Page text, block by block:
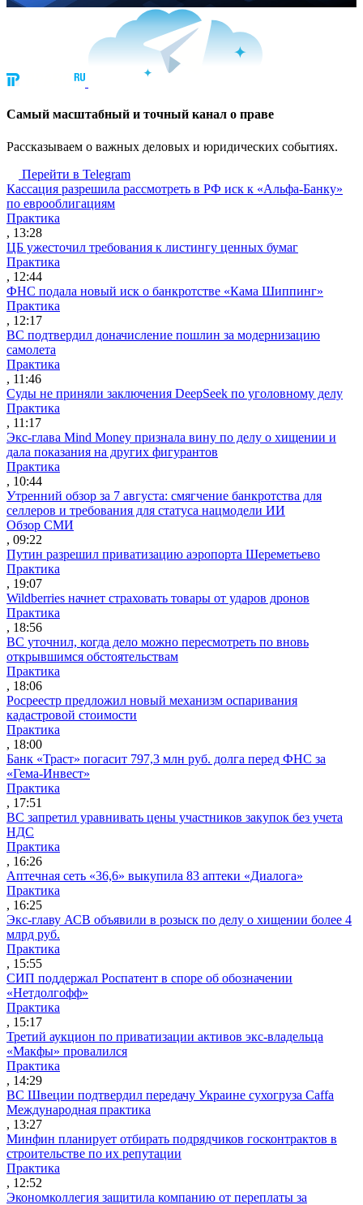
Cамый масштабный и точный канал о праве
Рассказываем о важных деловых и юридических событиях.
Перейти в Telegram
Кассация разрешила рассмотреть в РФ иск к «Альфа-Банку»
по еврооблигациям
Практика
, 13:28
ЦБ ужесточил требования к листингу ценных бумаг
Практика
, 12:44
ФНС подала новый иск о банкротстве «Кама Шиппинг»
Практика
, 12:17
ВС подтвердил доначисление пошлин за модернизацию
самолета
Практика
, 11:46
Суды не приняли заключения DeepSeek по уголовному делу
Практика
, 11:17
Экс-глава Mind Money признала вину по делу о хищении и
дала показания на других фигурантов
Практика
, 10:44
Утренний обзор за 7 августа: смягчение банкротства для
селлеров и требования для статуса нацмодели ИИ
Обзор СМИ
, 09:22
Путин разрешил приватизацию аэропорта Шереметьево
Практика
, 19:07
Wildberries начнет страховать товары от ударов дронов
Практика
, 18:56
ВС уточнил, когда дело можно пересмотреть по вновь
открывшимся обстоятельствам
Практика
, 18:06
Росреестр предложил новый механизм оспаривания
кадастровой стоимости
Практика
, 18:00
Банк «Траст» погасит 797,3 млн руб. долга перед ФНС за
«Гема-Инвест»
Практика
, 17:51
ВС запретил уравнивать цены участников закупок без учета
НДС
Практика
, 16:26
Аптечная сеть «36,6» выкупила 83 аптеки «Диалога»
Практика
, 16:25
Экс-главу АСВ объявили в розыск по делу о хищении более 4
млрд руб.
Практика
, 15:55
СИП поддержал Роспатент в споре об обозначении
«Нетдолгофф»
Практика
, 15:17
Третий аукцион по приватизации активов экс-владельца
«Макфы» провалился
Практика
, 14:29
ВС Швеции подтвердил передачу Украине сухогруза Caffa
Международная практика
, 13:27
Минфин планирует отбирать подрядчиков госконтрактов в
строительстве по их репутации
Практика
, 12:52
Экономколлегия защитила компанию от переплаты за